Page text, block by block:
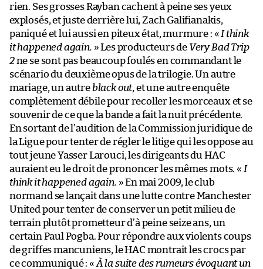
rien. Ses grosses Rayban cachent à peine ses yeux
explosés, et juste derrière lui, Zach Galifianakis,
paniqué et lui aussi en piteux état, murmure : « I think
it happened again. » Les producteurs de Very Bad Trip
2ne se sont pas beaucoup foulés en commandant le
scénario du deuxième opus de la trilogie. Un autre
mariage, un autre black out, et une autre enquête
complètement débile pour recoller les morceaux et se
souvenir de ce que la bande a fait la nuit précédente.
En sortant de l’audition de la Commission juridique de
la Ligue pour tenter de régler le litige qui les oppose au
tout jeune Yasser Larouci, les dirigeants du HAC
auraient eu le droit de prononcer les mêmes mots. « I
think it happened again. » En mai 2009, le club
normand se lançait dans une lutte contre Manchester
United pour tenter de conserver un petit milieu de
terrain plutôt prometteur d’à peine seize ans, un
certain Paul Pogba. Pour répondre aux violents coups
de griffes mancuniens, le HAC montrait les crocs par
ce communiqué : « À la suite des rumeurs évoquant un